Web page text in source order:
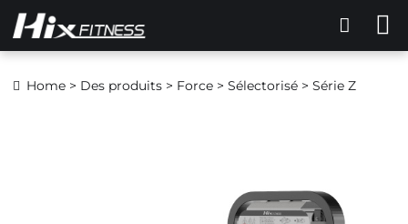
Home > Des produits > Force > Sélectorisé > Série Z